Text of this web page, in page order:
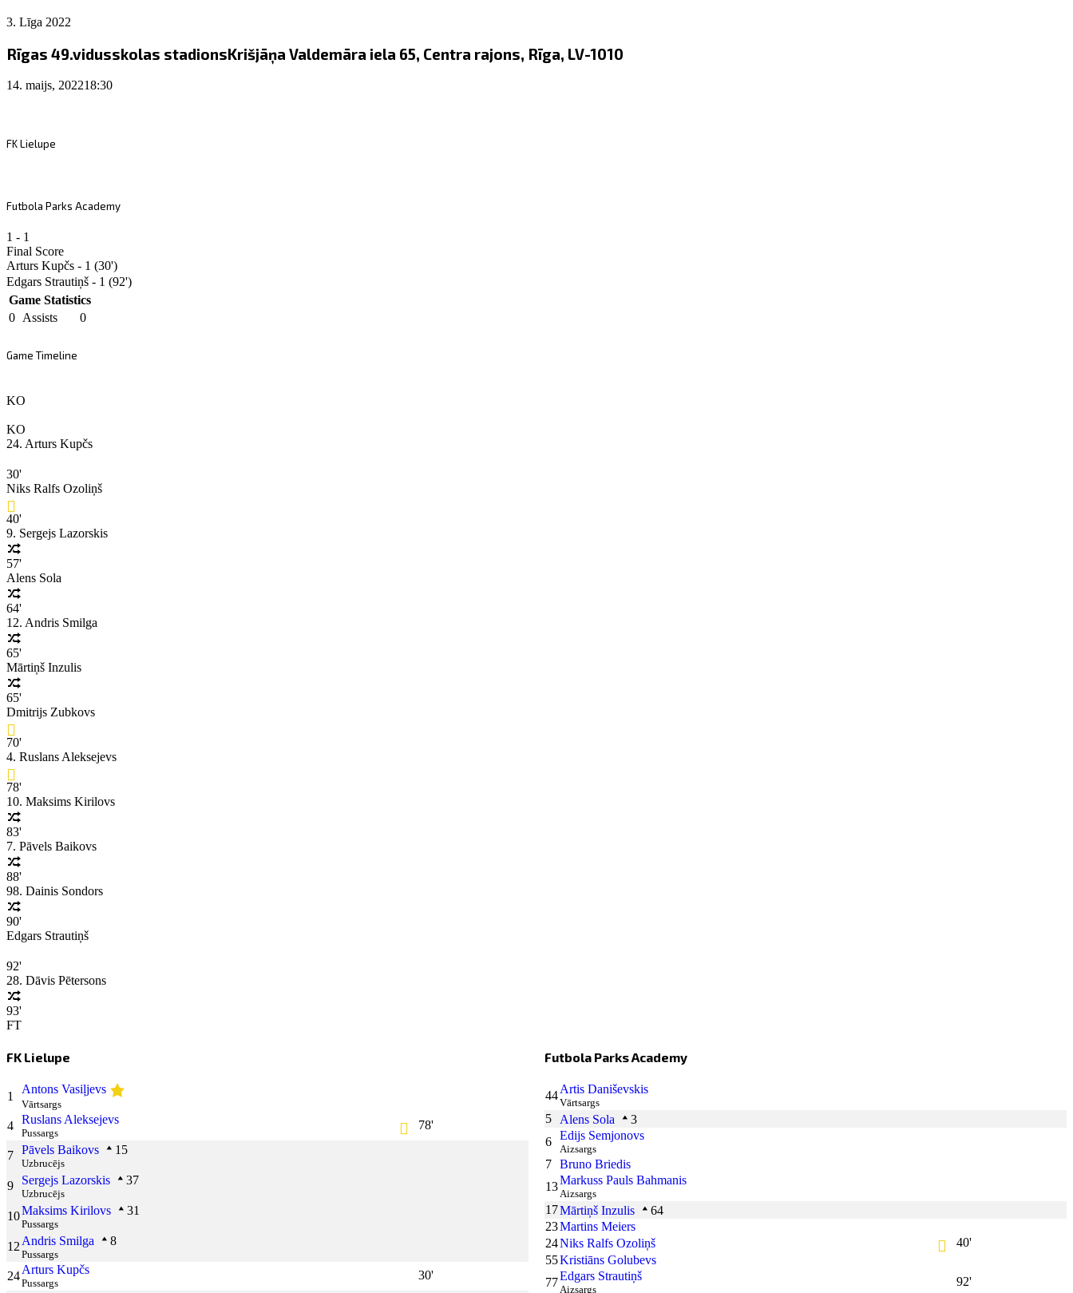
3. Līga 2022
Rīgas 49.vidusskolas stadionsKrišjāņa Valdemāra iela 65, Centra rajons, Rīga, LV-1010
14. maijs, 202218:30
FK Lielupe
Futbola Parks Academy
1 - 1
Final Score
Arturs Kupčs - 1 (30')
Edgars Strautiņš - 1 (92')
Game Statistics
0 Assists 0
Game Timeline
KO
KO
24. Arturs Kupčs
30'
Niks Ralfs Ozoliņš
40'
9. Sergejs Lazorskis
57'
Alens Sola
64'
12. Andris Smilga
65'
Mārtiņš Inzulis
65'
Dmitrijs Zubkovs
70'
4. Ruslans Aleksejevs
78'
10. Maksims Kirilovs
83'
7. Pāvels Baikovs
88'
98. Dainis Sondors
90'
Edgars Strautiņš
92'
28. Dāvis Pētersons
93'
FT
FK Lielupe
1
Antons Vasiļjevs
Vārtsargs
4 Ruslans Aleksejevs
Pussargs
78'
7 Pāvels Baikovs 15
Uzbrucējs
9 Sergejs Lazorskis 37
Uzbrucējs
10Maksims Kirilovs 31
Pussargs
12 Andris Smilga 8
Pussargs
24Arturs Kupčs
Pussargs
30'
Futbola Parks Academy
44Artis Daniševskis
Vārtsargs
5 Alens Sola
3
6 Edijs Semjonovs
Aizsargs
7 Bruno Briedis
13Markuss Pauls Bahmanis
Aizsargs
17Mārtiņš Inzulis
64
23Martins Meiers
24Niks Ralfs Ozoliņš
40'
55Kristiāns Golubevs
77Edgars Strautiņš
Aizsargs
92'